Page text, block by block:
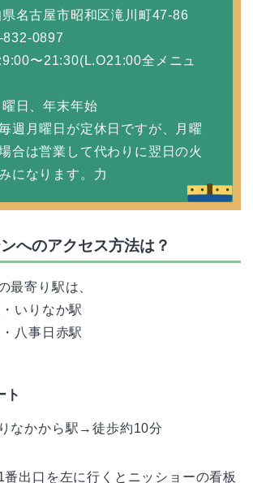
県名古屋市昭和区滝川町47-86
832-0897
〜21:30(L.O21:00全メニュ
曜日、年末年始
週月曜日が定休日ですが、月曜
合は営業して代わりに翌日の火
になります。力
へのアクセス方法は？
最寄り駅は、
いりなか駅
八事日赤駅
ト
なかから駅→徒歩約10分
出口を左に行くとニッショーの看板